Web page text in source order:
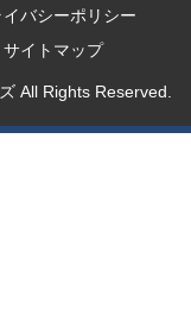
イバシーポリシー
サイトマップ
All Rights Reserved.